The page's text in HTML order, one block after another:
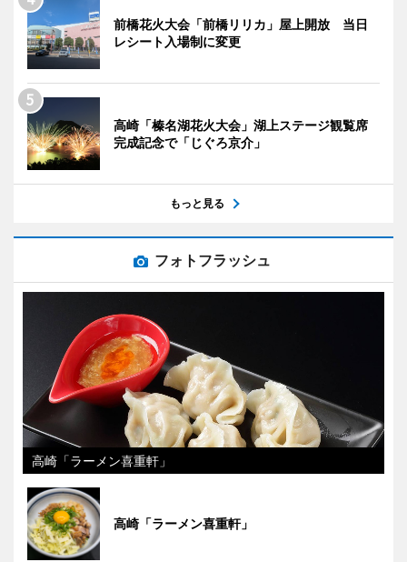
前橋花火大会「前橋リリカ」屋上開放 当日
レシート入場制に変更
高崎「榛名湖花火大会」湖上ステージ観覧席
完成記念で「じぐろ京介」
もっと見る
フォトフラッシュ
高崎「ラーメン喜重軒」
高崎「ラーメン喜重軒」